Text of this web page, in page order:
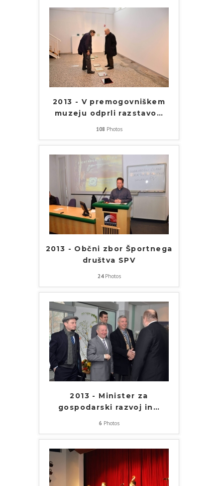
2013 - V premogovniškem
muzeju odprli razstavo…
108 Photos
2013 - Občni zbor Športnega
društva SPV
24Photos
2013 - Minister za
gospodarski razvoj in …
6 Photos